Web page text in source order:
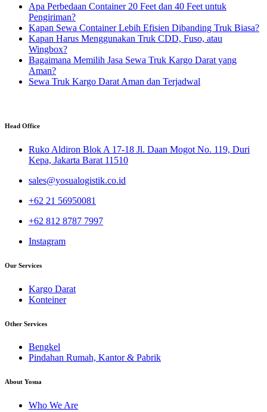
Apa Perbedaan Container 20 Feet dan 40 Feet untuk
Pengiriman?
Kapan Sewa Container Lebih Efisien Dibanding Truk Biasa?
Kapan Harus Menggunakan Truk CDD, Fuso, atau
Wingbox?
Bagaimana Memilih Jasa Sewa Truk Kargo Darat yang
Aman?
Sewa Truk Kargo Darat Aman dan Terjadwal
Head Office
Ruko Aldiron Blok A 17-18 Jl. Daan Mogot No. 119, Duri
Kepa, Jakarta Barat 11510
sales@yosualogistik.co.id
+62 21 56950081
+62 812 8787 7997
Instagram
Our Services
Kargo Darat
Konteiner
Other Services
Bengkel
Pindahan Rumah, Kantor & Pabrik
About Yosua
Who We Are